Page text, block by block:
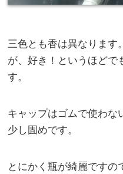
三色とも香は異なります
が、好き！というほどで
す。
キャップはゴムで使わな
少し固めです。
とにかく瓶が綺麗ですの